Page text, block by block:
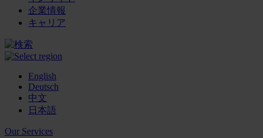
企業情報
キャリア
English
Deutsch
中文
日本語
Our Services